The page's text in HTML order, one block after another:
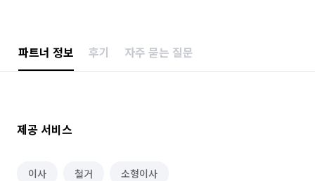
파트너 정보 후기 자주 묻는 질문
제공 서비스
이사 철거 소형이사